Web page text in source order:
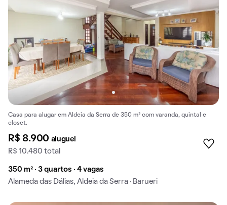
Casa para alugar em Aldeia da Serra de 350 m² com varanda, quintal e
closet.
R$ 8.900 aluguel
R$ 10.480 total
350 m² · 3 quartos · 4 vagas
Alameda das Dálias, Aldeia da Serra · Barueri